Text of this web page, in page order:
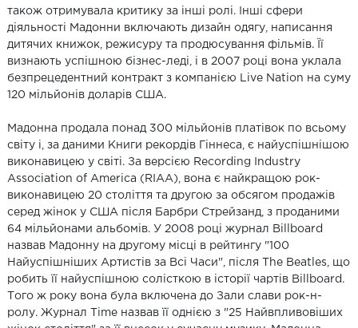
також отримувала критику за інші ролі. Інші сфери
діяльності Мадонни включають дизайн одягу, написання
дитячих книжок, режисуру та продюсування фільмів. Її
визнають успішною бізнес-леді, і в 2007 році вона уклала
безпрецедентний контракт з компанією Live Nation на суму
120 мільйонів доларів США.
Мадонна продала понад 300 мільйонів платівок по всьому
світу і, за даними Книги рекордів Гіннеса, є найуспішнішою
виконавицею у світі. За версією Recording Industry
Association of America (RIAA), вона є найкращою рок-
виконавицею 20 століття та другою за обсягом продажів
серед жінок у США після Барбри Стрейзанд, з проданими
64 мільйонами альбомів. У 2008 році журнал Billboard
назвав Мадонну на другому місці в рейтингу "100
Найуспішніших Артистів за Всі Часи", після The Beatles, що
робить її найуспішною солісткою в історії чартів Billboard.
Того ж року вона була включена до Зали слави рок-н-
ролу. Журнал Time назвав її однією з "25 Найвпливовіших